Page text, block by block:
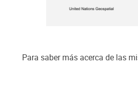
Para saber más acerca de las